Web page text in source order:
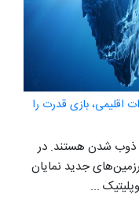
اقلیمی، بازی قدرت را
ذوب شدن هستند. در
جدید نمایان
...